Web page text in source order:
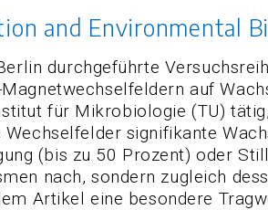
and Environmental
durchgeführte
auf
für Mikrobiologie (TU)
signifikante
(bis zu 50 Prozent) oder
nach, sondern zugleich
Artikel eine besondere